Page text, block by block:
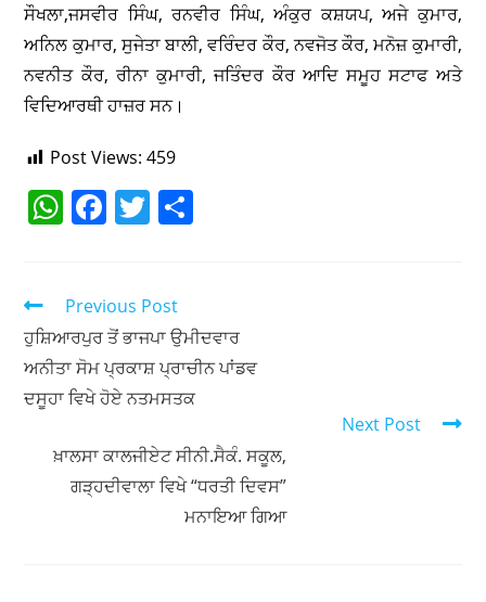
ਸੌਖਲਾ,ਜਸਵੀਰ ਸਿੰਘ, ਰਨਵੀਰ ਸਿੰਘ, ਅੰਕੁਰ ਕਸ਼ਯਪ, ਅਜੇ ਕੁਮਾਰ,
ਅਨਿਲ ਕੁਮਾਰ, ਸੁਜੇਤਾ ਬਾਲੀ, ਵਰਿੰਦਰ ਕੌਰ, ਨਵਜੋਤ ਕੌਰ, ਮਨੋਜ਼ ਕੁਮਾਰੀ,
ਨਵਨੀਤ ਕੌਰ, ਰੀਨਾ ਕੁਮਾਰੀ, ਜਤਿੰਦਰ ਕੌਰ ਆਦਿ ਸਮੂਹ ਸਟਾਫ ਅਤੇ
ਵਿਦਿਆਰਥੀ ਹਾਜ਼ਰ ਸਨ।
Post Views: 459
W
s
A
p
p
F
e
b
o
o
k
T
er
Previous Post
ਹੁਸ਼ਿਆਰਪੁਰ ਤੋਂ ਭਾਜਪਾ ਉਮੀਦਵਾਰ
ਅਨੀਤਾ ਸੋਮ ਪ੍ਰਕਾਸ਼ ਪ੍ਰਾਚੀਨ ਪਾਂਡਵ
ਦਸੂਹਾ ਵਿਖੇ ਹੋਏ ਨਤਮਸਤਕ
Next Post
ਖ਼ਾਲਸਾ ਕਾਲਜੀਏਟ ਸੀਨੀ.ਸੈਕੰ. ਸਕੂਲ,
ਗੜ੍ਹਦੀਵਾਲਾ ਵਿਖੇ “ਧਰਤੀ ਦਿਵਸ”
ਮਨਾਇਆ ਗਿਆ